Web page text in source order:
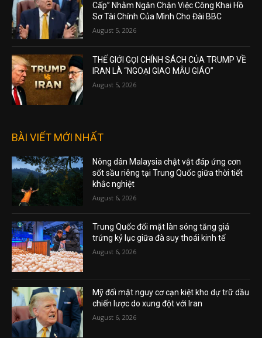
Cấp” Nhằm Ngăn Chặn Việc Công Khai Hồ
Sơ Tài Chính Của Mình Cho Đài BBC
August 5, 2026
THẾ GIỚI GỌI CHÍNH SÁCH CỦA TRUMP VỀ
IRAN LÀ “NGOẠI GIAO MẪU GIÁO”
August 5, 2026
BÀI VIẾT MỚI NHẤT
Nông dân Malaysia chật vật đáp ứng cơn
sốt sầu riêng tại Trung Quốc giữa thời tiết
khắc nghiệt
August 6, 2026
Trung Quốc đối mặt làn sóng tăng giá
trứng kỷ lục giữa đà suy thoái kinh tế
August 6, 2026
Mỹ đối mặt nguy cơ cạn kiệt kho dự trữ dầu
chiến lược do xung đột với Iran
August 6, 2026